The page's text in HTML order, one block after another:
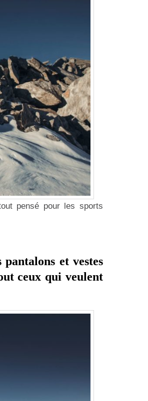
pensé pour les sports
et vestes
ceux qui veulent